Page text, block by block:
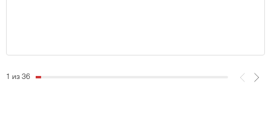
1 из 36